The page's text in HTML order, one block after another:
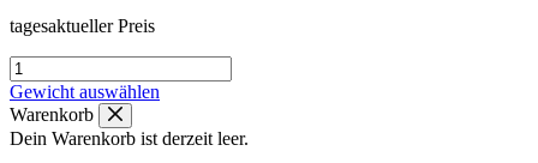
tagesaktueller Preis
Rettich
Weiss
stc
Menge
Gewicht auswählen
Warenkorb
Dein Warenkorb ist derzeit leer.